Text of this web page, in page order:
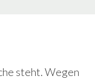
steht. Wegen